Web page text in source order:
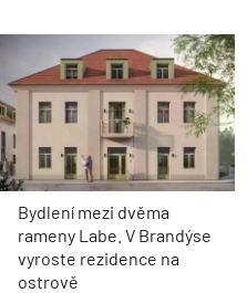
Bydlení mezi dvěma
rameny Labe. V Brandýse
vyroste rezidence na
ostrově